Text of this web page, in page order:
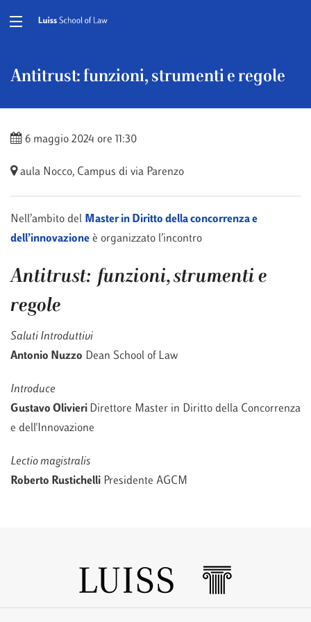
Antitrust: funzioni, strumenti e regole
6 maggio 2024 ore 11:30
aula Nocco, Campus di via Parenzo
Nell’ambito del Master in Diritto della concorrenza e
dell’innovazioneè organizzato l’incontro
Antitrust: funzioni, strumenti e
regole
Saluti Introduttivi
Antonio Nuzzo Dean School of Law
Introduce
Gustavo Olivieri Direttore Master in Diritto della Concorrenza
e dell'Innovazione
Lectio magistralis
Roberto RustichelliPresidente AGCM